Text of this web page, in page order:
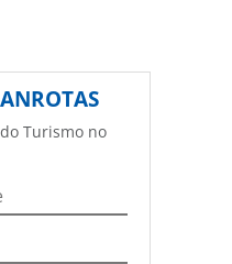
Turismo no